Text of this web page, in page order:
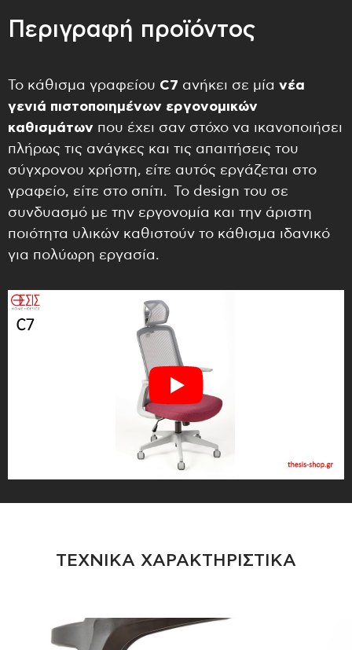
Περιγραφή προϊόντος
Το κάθισμα γραφείου C7 ανήκει σε μία νέα
γενιά πιστοποιημένων εργονομικών
καθισμάτων που έχει σαν στόχο να ικανοποιήσει
πλήρως τις ανάγκες και τις απαιτήσεις του
σύγχρονου χρήστη, είτε αυτός εργάζεται στο
γραφείο, είτε στο σπίτι. Το design του σε
συνδυασμό με την εργονομία και την άριστη
ποιότητα υλικών καθιστούν το κάθισμα ιδανικό
για πολύωρη εργασία.
ΤΕΧΝΙΚΑ ΧΑΡΑΚΤΗΡΙΣΤΙΚΑ